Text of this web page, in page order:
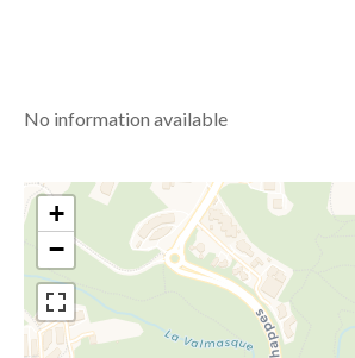
No information available
+
−